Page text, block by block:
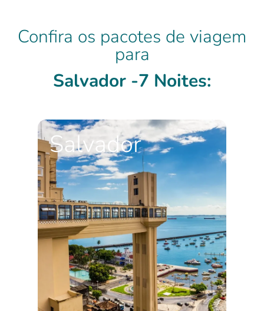
Confira os pacotes de viagem
para
Salvador -7 Noites:
Salvador